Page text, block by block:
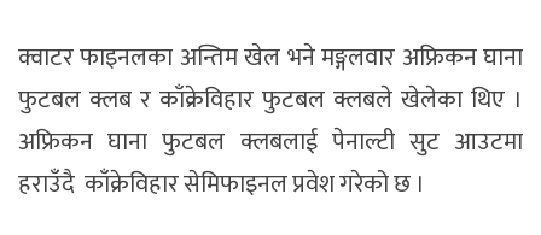
क्वाटर फाइनलका अन्तिम खेल भने मङ्गलवार अफ्रिकन घाना
फुटबल क्लब र काँक्रेविहार फुटबल क्लबले खेलेका थिए ।
अफ्रिकन घाना फुटबल क्लबलाई पेनाल्टी सुट आउटमा
हराउँदै काँक्रेविहार सेमिफाइनल प्रवेश गरेको छ ।